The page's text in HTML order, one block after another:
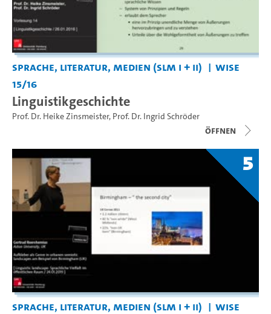
Sprache, Literatur, Medien (SLM I + II)
WiSe
15/16
Linguistikgeschichte
Prof. Dr. Heike Zinsmeister, Prof. Dr. Ingrid Schröder
Öffnen
5
Sprache, Literatur, Medien (SLM I + II) WiSe